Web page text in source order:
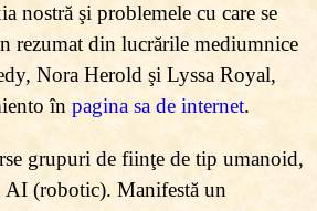
nostră şi problemele cu care se
rezumat din lucrările mediumnice
Nora Herold şi Lyssa Royal,
în pagina sa de internet.
grupuri de fiinţe de tip umanoid,
(robotic). Manifestă un